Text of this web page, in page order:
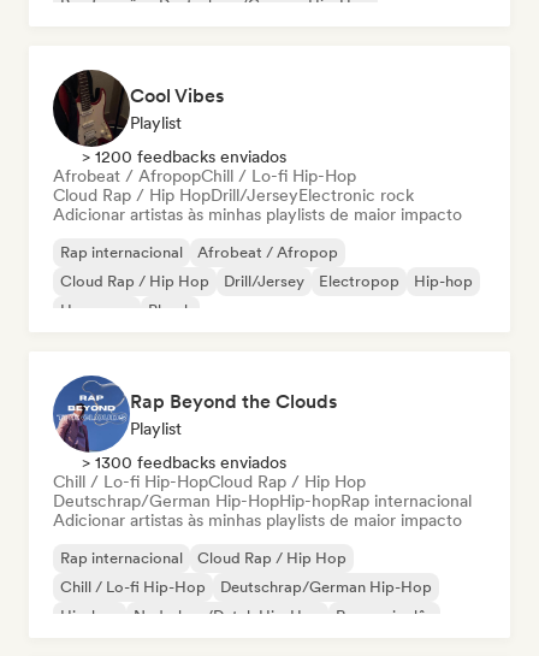
Rap francês Deutschrap/German Hip-Hop
Cool Vibes
Playlist
> 1200 feedbacks enviados
Afrobeat / AfropopChill / Lo-fi Hip-Hop
Cloud Rap / Hip HopDrill/JerseyElectronic rock
Adicionar artistas às minhas playlists de maior impacto
Rap internacional
Afrobeat / Afropop
Cloud Rap / Hip Hop
Drill/Jersey Electropop
Hip-hop
Hyperpop
Phonk
Rap Beyond the Clouds
Playlist
> 1300 feedbacks enviados
Chill / Lo-fi Hip-HopCloud Rap / Hip Hop
Deutschrap/German Hip-HopHip-hopRap internacional
Adicionar artistas às minhas playlists de maior impacto
Rap internacional
Cloud Rap / Hip Hop
Chill / Lo-fi Hip-Hop
Deutschrap/German Hip-Hop
Hip-hop
Nederhop/Dutch Hip-Hop
Rap em inglês